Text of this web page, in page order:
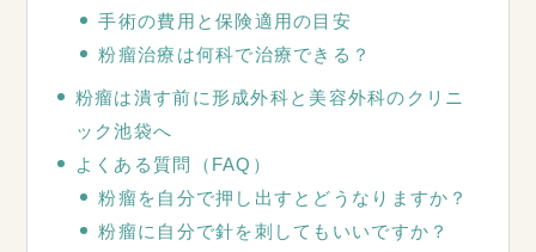
手術の費用と保険適用の目安
粉瘤治療は何科で治療できる？
粉瘤は潰す前に形成外科と美容外科のクリニ
ック池袋へ
よくある質問（FAQ）
粉瘤を自分で押し出すとどうなりますか？
粉瘤に自分で針を刺してもいいですか？